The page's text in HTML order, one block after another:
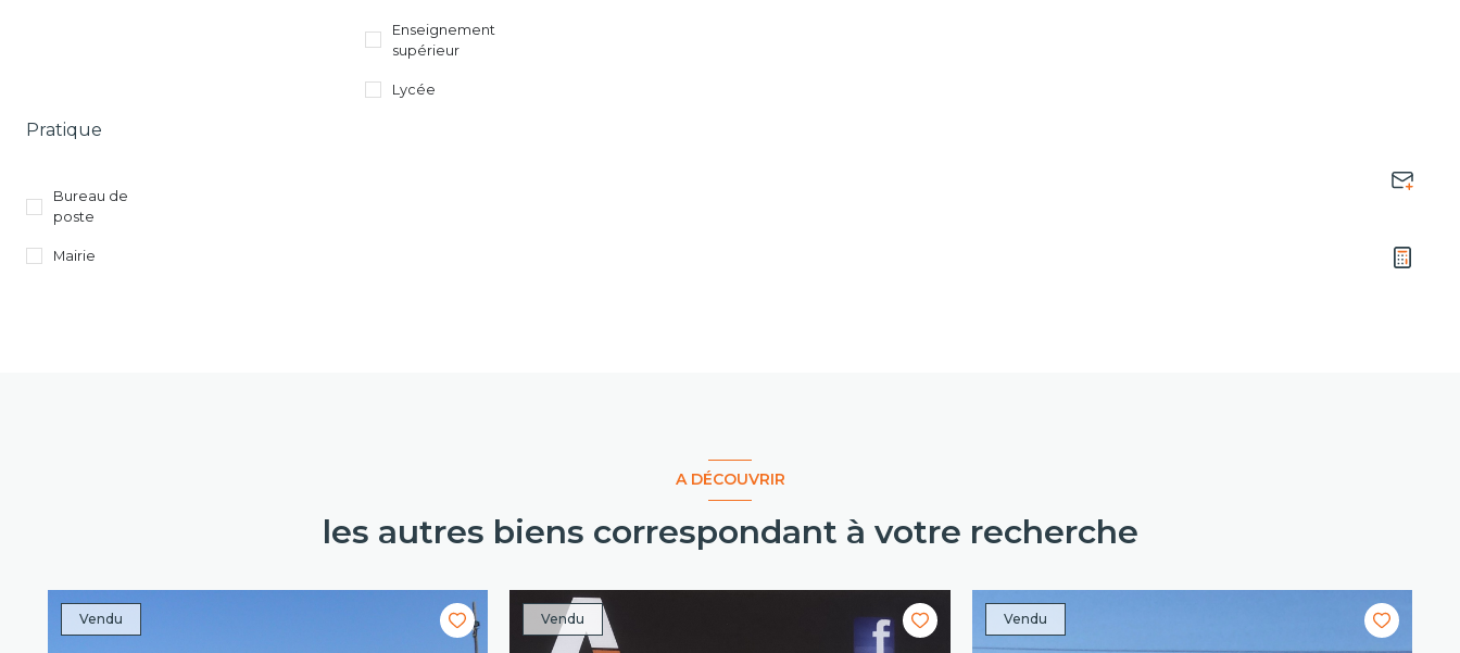
Enseignement
supérieur
Lycée
Pratique
Bureau de
poste
Mairie
A DÉCOUVRIR
les autres biens correspondant à votre recherche
Vendu Vendu Vendu